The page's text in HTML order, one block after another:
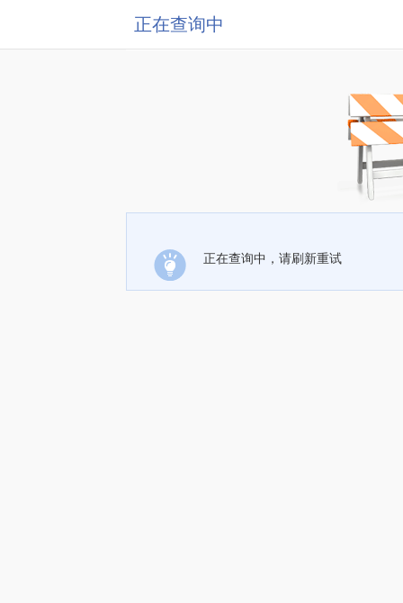
正在查询中
正在查询中，请刷新重试